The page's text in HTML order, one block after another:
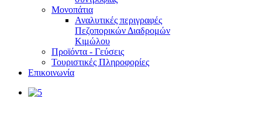
Μονοπάτια
Αναλυτικές περιγραφές
Πεζοπορικών Διαδρομών
Κιμώλου
Προϊόντα - Γεύσεις
Τουριστικές Πληροφορίες
Επικοινωνία